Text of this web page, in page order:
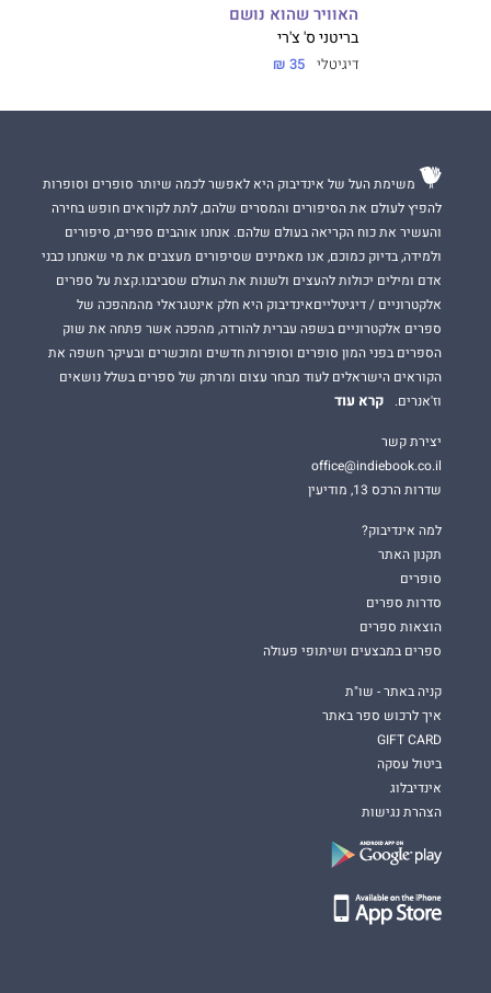
האוויר שהוא נושם
בריטני ס' צ'רי
דיגיטלי 35 ₪
משימת העל של אינדיבוק היא לאפשר לכמה שיותר סופרים וסופרות
להפיץ לעולם את הסיפורים והמסרים שלהם, לתת לקוראים חופש בחירה
והעשיר את כוח הקריאה בעולם שלהם. אנחנו אוהבים ספרים, סיפורים
ולמידה, בדיוק כמוכם, אנו מאמינים שסיפורים מעצבים את מי שאנחנו כבני
אדם ומילים יכולות להעצים ולשנות את העולם שסביבנו.קצת על ספרים
אלקטרוניים / דיגיטלייםאינדיבוק היא חלק אינטגראלי מהמהפכה של
ספרים אלקטרוניים בשפה עברית להורדה, מהפכה אשר פתחה את שוק
הספרים בפני המון סופרים וסופרות חדשים ומוכשרים ובעיקר חשפה את
הקוראים הישראלים לעוד מבחר עצום ומרתק של ספרים בשלל נושאים
וז'אנרים.
קרא עוד
יצירת קשר
office@indiebook.co.il
שדרות הרכס 13, מודיעין
למה אינדיבוק?
תקנון האתר
סופרים
סדרות ספרים
הוצאות ספרים
ספרים במבצעים ושיתופי פעולה
קניה באתר - שו"ת
איך לרכוש ספר באתר
GIFT CARD
ביטול עסקה
אינדיבלוג
הצהרת נגישות